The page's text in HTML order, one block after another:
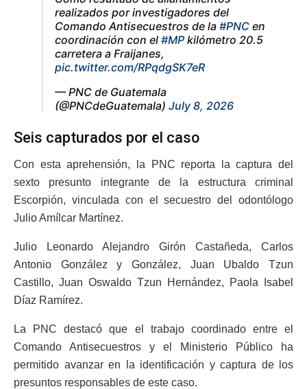
realizados por investigadores del
Comando Antisecuestros de la #PNC en
coordinación con el #MP kilómetro 20.5
carretera a Fraijanes,
pic.twitter.com/RPqdgSK7eR
— PNC de Guatemala
(@PNCdeGuatemala) July 8, 2026
Seis capturados por el caso
Con esta aprehensión, la PNC reporta la captura del
sexto presunto integrante de la estructura criminal
Escorpión, vinculada con el secuestro del odontólogo
Julio Amílcar Martínez.
Julio Leonardo Alejandro Girón Castañeda, Carlos
Antonio González y González, Juan Ubaldo Tzun
Castillo, Juan Oswaldo Tzun Hernández, Paola Isabel
Díaz Ramírez.
La PNC destacó que el trabajo coordinado entre el
Comando Antisecuestros y el Ministerio Público ha
permitido avanzar en la identificación y captura de los
presuntos responsables de este caso.